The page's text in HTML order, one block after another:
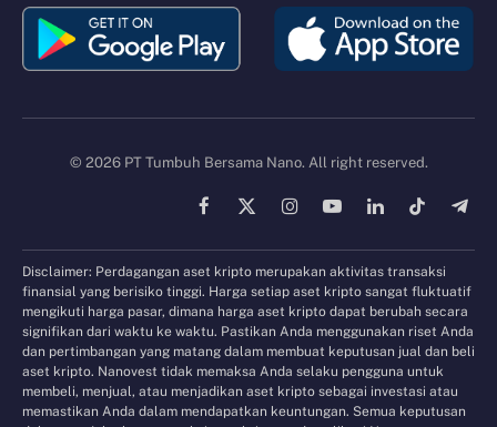
© 2026 PT Tumbuh Bersama Nano. All right reserved.
Facebook
X
InstagramYouTubeLinkedInTikTok
Disclaimer: Perdagangan aset kripto merupakan aktivitas transaksi
finansial yang berisiko tinggi. Harga setiap aset kripto sangat fluktuatif
mengikuti harga pasar, dimana harga aset kripto dapat berubah secara
signifikan dari waktu ke waktu. Pastikan Anda menggunakan riset Anda
dan pertimbangan yang matang dalam membuat keputusan jual dan beli
aset kripto. Nanovest tidak memaksa Anda selaku pengguna untuk
membeli, menjual, atau menjadikan aset kripto sebagai investasi atau
memastikan Anda dalam mendapatkan keuntungan. Semua keputusan